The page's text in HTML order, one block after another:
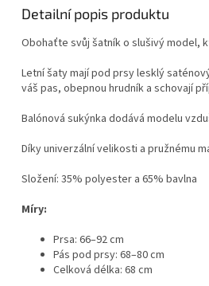
Detailní popis produktu
Obohaťte svůj šatník o slušivý model,
Letní šaty mají pod prsy lesklý
váš pas, obepnou hrudník a schovají
Balónová sukýnka dodává modelu
Díky univerzální velikosti a pružnému
Složení: 35% polyester a 65% bavlna
Míry:
Prsa: 66–92 cm
Pás pod prsy: 68–80 cm
Celková délka: 68 cm